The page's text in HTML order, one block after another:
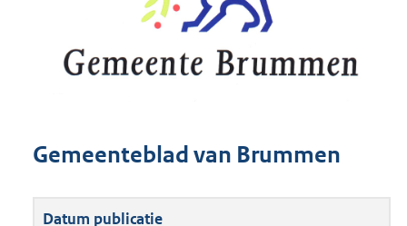
Gemeenteblad van Brummen